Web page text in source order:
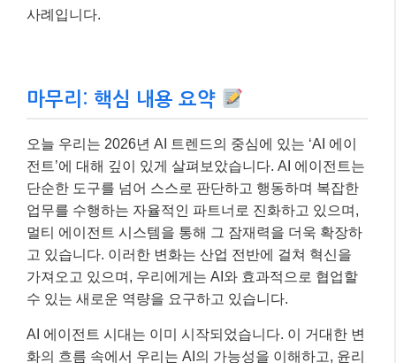
사례입니다.
마무리: 핵심 내용 요약
오늘 우리는 2026년 AI 트렌드의 중심에 있는 ‘AI 에이
전트’에 대해 깊이 있게 살펴보았습니다. AI 에이전트는
단순한 도구를 넘어 스스로 판단하고 행동하며 복잡한
업무를 수행하는 자율적인 파트너로 진화하고 있으며,
멀티 에이전트 시스템을 통해 그 잠재력을 더욱 확장하
고 있습니다. 이러한 변화는 산업 전반에 걸쳐 혁신을
가져오고 있으며, 우리에게는 AI와 효과적으로 협업할
수 있는 새로운 역량을 요구하고 있습니다.
AI 에이전트 시대는 이미 시작되었습니다. 이 거대한 변
화의 흐름 속에서 우리는 AI의 가능성을 이해하고, 윤리